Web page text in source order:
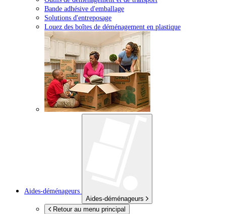
Bande adhésive d'emballage
Solutions d'entreposage
Louez des boîtes de déménagement en plastique
Aides-déménageurs
Aides-déménageurs
Retour au menu principal